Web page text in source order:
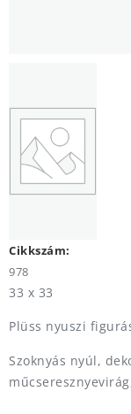
Cikkszám:
978
33 x 33
Plüss nyuszi
Szoknyás nyúl,